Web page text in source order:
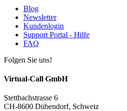
Blog
Newsletter
Kundenlogin
Support Portal - Hilfe
FAQ
Folgen Sie uns!
Virtual-Call GmbH
Stettbachstrasse 6
CH-8600 Dübendorf, Schweiz